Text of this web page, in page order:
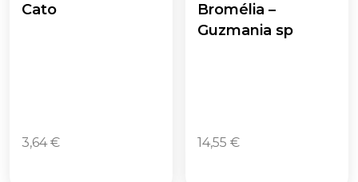
Cato
3,64€
Bromélia –
Guzmania sp
14,55€